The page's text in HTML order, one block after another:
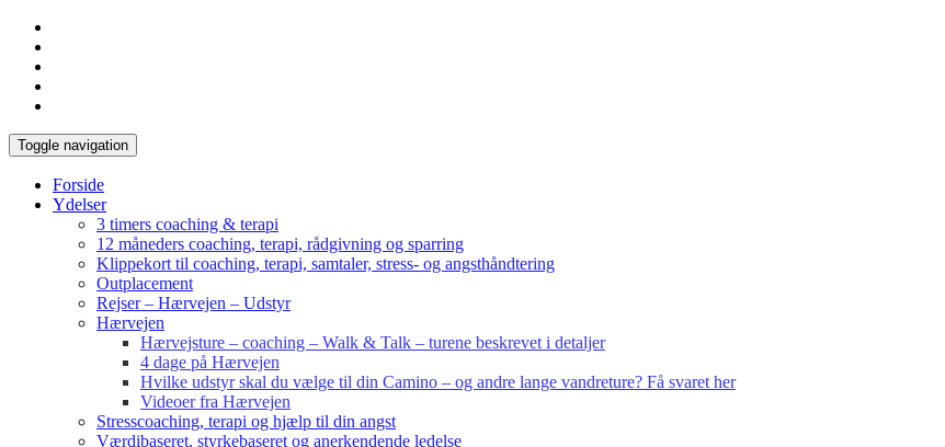
Toggle navigation
Forside
Ydelser
3 timers coaching & terapi
12 måneders coaching, terapi, rådgivning og sparring
Klippekort til coaching, terapi, samtaler, stress- og angsthåndtering
Outplacement
Rejser – Hærvejen – Udstyr
Hærvejen
Hærvejsture – coaching – Walk & Talk – turene beskrevet i detaljer
4 dage på Hærvejen
Hvilke udstyr skal du vælge til din Camino – og andre lange vandreture? Få svaret her
Videoer fra Hærvejen
Stresscoaching, terapi og hjælp til din angst
Værdibaseret, styrkebaseret og anerkendende ledelse